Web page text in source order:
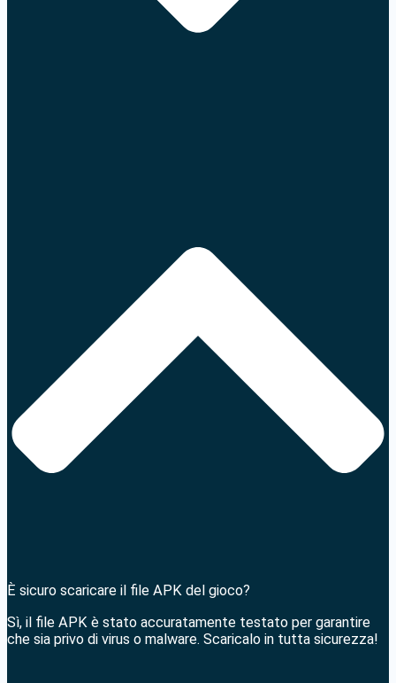
È sicuro scaricare il file APK del gioco?
Sì, il file APK è stato accuratamente testato per garantire
che sia privo di virus o malware. Scaricalo in tutta sicurezza!